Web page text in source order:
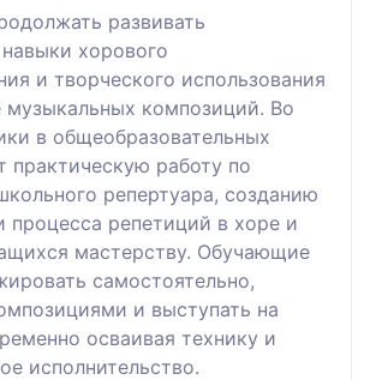
развивать
хорового
и творческого использования
музыкальных композиций. Во
в общеобразовательных
практическую работу по
репертуара, созданию
процесса репетиций в хоре и
мастерству. Обучающие
самостоятельно,
и выступать на
осваивая технику и
исполнительство.